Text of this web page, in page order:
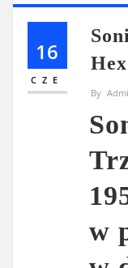
16
CZE
By
w